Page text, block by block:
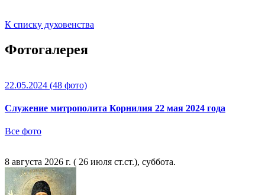
К списку духовенства
Фотогалерея
22.05.2024 (48 фото)
Служение митрополита Корнилия 22 мая 2024 года
Все фото
8 августа 2026 г. ( 26 июля ст.ст.), суббота.